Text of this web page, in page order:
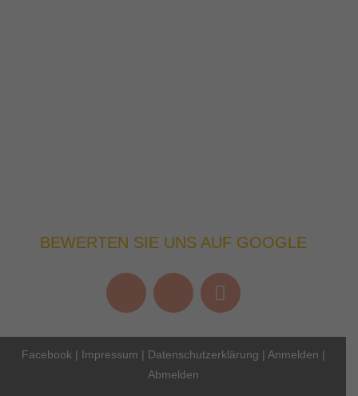
BEWERTEN SIE UNS AUF GOOGLE
Facebook | Impressum | Datenschutzerklärung | Anmelden |
Abmelden